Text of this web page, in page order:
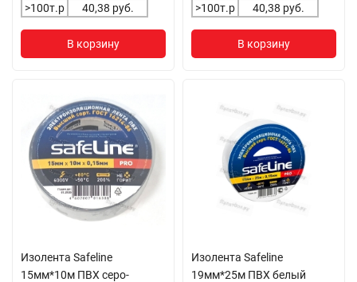
>100т.р
40,38 руб.
В корзину
>100т.р
40,38 руб.
В корзину
Изолента Safeline
15мм*10м ПВХ серо-
Изолента Safeline
19мм*25м ПВХ белый